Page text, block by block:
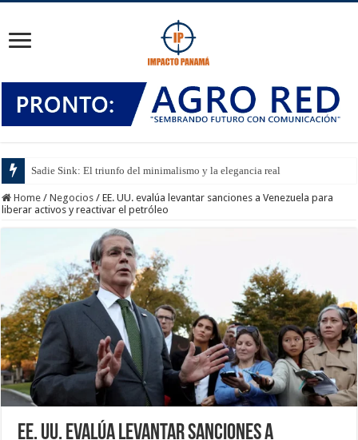
Sadie Sink: El triunfo del minimalismo y la elegancia real
Home / Negocios / EE. UU. evalúa levantar sanciones a Venezuela para
liberar activos y reactivar el petróleo
EE. UU. evalúa levantar sanciones a